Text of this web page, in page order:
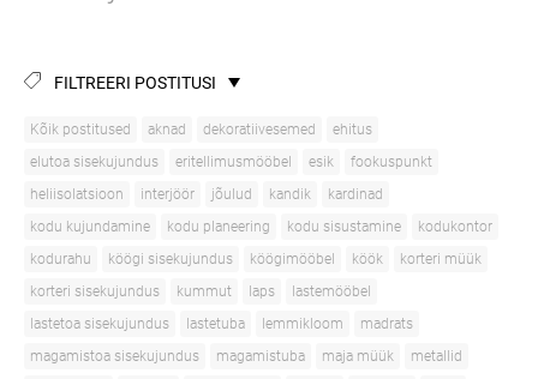
FILTREERI POSTITUSI
Kõik postitused aknad dekoratiivesemed
ehitus
elutoa sisekujundus
eritellimusmööbel esik
fookuspunkt
heliisolatsioon
interjöör jõulud kandik
kardinad
kodu kujundamine
kodu planeering kodu sisustamine
kodukontor
kodurahu
köögi sisekujundus köögimööbel köök
korteri müük
korteri sisekujundus
kummut laps
lastemööbel
lastetoa sisekujundus
lastetuba lemmikloom
madrats
magamistoa sisekujundus
magamistuba maja müük
metallid